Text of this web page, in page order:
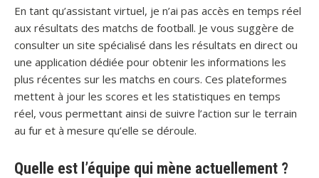
En tant qu’assistant virtuel, je n’ai pas accès en temps réel
aux résultats des matchs de football. Je vous suggère de
consulter un site spécialisé dans les résultats en direct ou
une application dédiée pour obtenir les informations les
plus récentes sur les matchs en cours. Ces plateformes
mettent à jour les scores et les statistiques en temps
réel, vous permettant ainsi de suivre l’action sur le terrain
au fur et à mesure qu’elle se déroule.
Quelle est l’équipe qui mène actuellement ?